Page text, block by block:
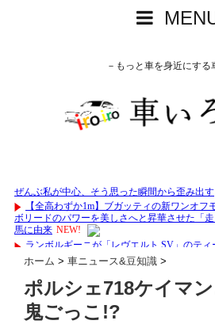
－もっと車を身近にする
ホーム > 車ニュース&豆知識 >
ポルシェ718ケイマ
鬼ごっこ!?